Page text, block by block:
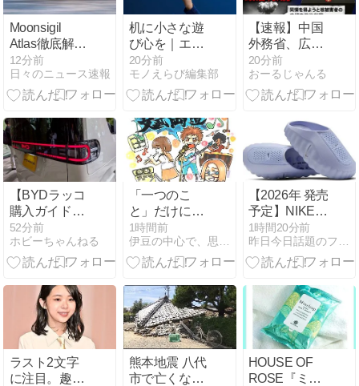
Moonsigil
Atlas徹底解
剖：盤面とカ
ードが織りな
す新次元デッ
12分前
日々のニュース速報
机に小さな遊
び心を｜エレ
コム EGG
MOUSEの着
せ替えと使い
20分前
モノえらび編集部
【速報】中国
外務省、広島
原爆投下に関
して「同情を
得ようと核被
政治利用」
20分前
おーるじゃんる
【BYDラッコ
購入ガイド
⑤】結局ど
れ? 用途別の
超・主観的ベ
52分前
ホビーちゃんねる
「一つのこ
と」だけに生
きる危うさ。
――効率主義
を超えて「文
える人生の安
全網
1時間前
伊豆の中心で、思いをさけぶ
【2026年 発売
予定】NIKE W
MIND 001
“Palest Purple”
(ナイキ マイ
ストパープ
ル”) [HQ4309-
500]
1時間20分前
昨日今日話題のファッション・音楽・ライフスタイル・カルチャ…
ラスト2文字
に注目。趣里
熊本地震 八代
市で亡くなっ
HOUSE OF
ROSE『ミン